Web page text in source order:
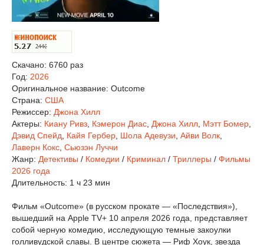
Скачано: 6760 раз
Год: 2026
Оригинальное название: Outcome
Страна: США
Режиссер: Джона Хилл
Актеры: Киану Ривз Кэмерон Диас Джона Хилл Мэтт Бомер
Дэвид Спейд
Кайя Гербер Шола Адевузи Айви Волк
Лаверн Кокс Сьюзэн Луччи
Жанр: Детективы / Комедии / Криминал / Триллеры / Фильмы
2026 года
Длительность: 1 ч 23 мин
Фильм «Outcome» (в русском прокате — «Последствия»),
вышедший на Apple TV+ 10 апреля 2026 года, представляет
собой черную комедию, исследующую темные закоулки
голливудской славы. В центре сюжета — Риф Хоук, звезда